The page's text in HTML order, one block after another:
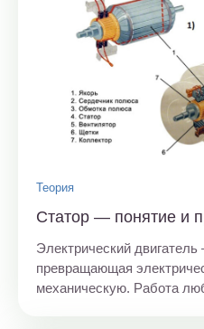
Теория
Статор — понятие и
Электрический
превращающая
механическую. Работа